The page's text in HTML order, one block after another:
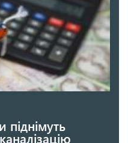
піднімуть